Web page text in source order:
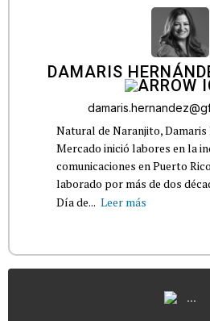
DAMARIS
Natural de Naranjito, Damaris
Mercado inició labores en la
comunicaciones en Puerto
laborado por más de dos
Día de... Leer más
...